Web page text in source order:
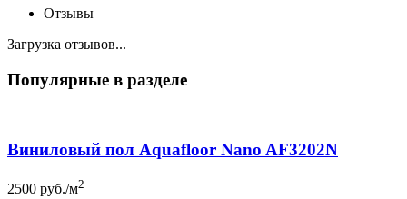
Отзывы
Загрузка отзывов...
Популярные в разделе
Виниловый пол Aquafloor Nano AF3202N
2500 руб./м2